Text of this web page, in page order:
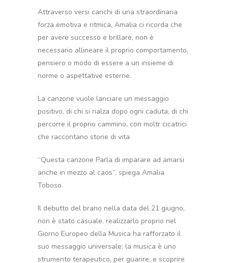
Attraverso versi carichi di una straordinaria
forza emotiva e ritmica, Amalia ci ricorda che
per avere successo e brillare, non è
necessario allineare il proprio comportamento,
pensiero o modo di essere a un insieme di
norme o aspettative esterne.
La canzone vuole lanciare un messaggio
positivo, di chi si rialza dopo ogni caduta, di chi
percorre il proprio cammino, con moltr cicatrici
che raccontano storie di vita
“Questa canzone Parla di imparare ad amarsi
anche in mezzo al caos”, spiega Amalia
Toboso.
Il debutto del brano nella data del 21 giugno,
non è stato casuale. realizzarlo proprio nel
Giorno Europeo della Musica ha rafforzato il
suo messaggio universale: la musica è uno
strumento terapeutico, per guarire, e scoprire